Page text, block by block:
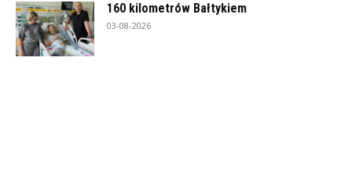
160 kilometrów Bałtykiem
03-08-2026